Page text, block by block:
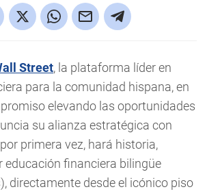
Street, la plataforma líder en
para la comunidad hispana, en
elevando las oportunidades
su alianza estratégica con
primera vez, hará historia,
educación financiera bilingüe
directamente desde el icónico piso